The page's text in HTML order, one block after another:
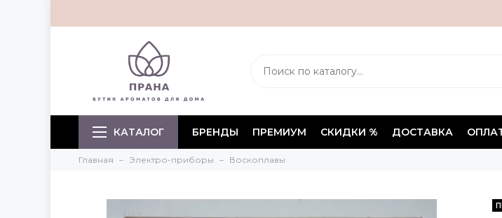
КАТАЛОГ БРЕНДЫ ПРЕМИУМ СКИДКИ % ДОСТАВКА
Главная Электро-приборы Воскоплавы